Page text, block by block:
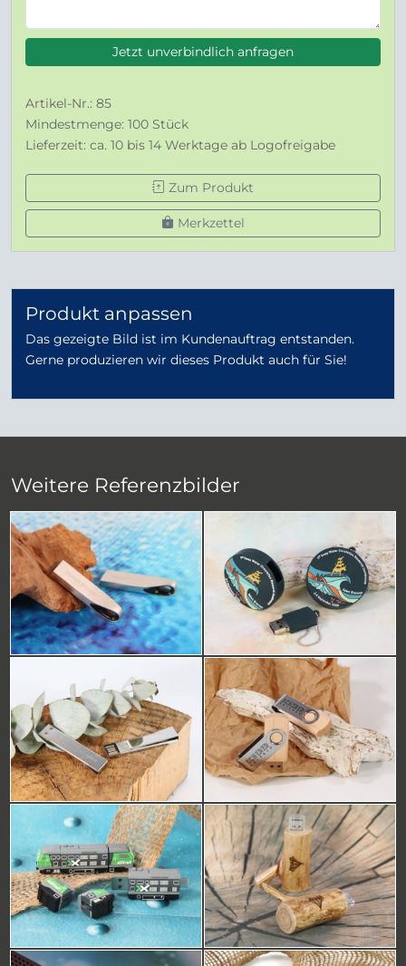
Jetzt unverbindlich anfragen
Artikel-Nr.: 85
Mindestmenge: 100 Stück
Lieferzeit: ca. 10 bis 14 Werktage ab Logofreigabe
Zum Produkt
Merkzettel
Produkt anpassen
Das gezeigte Bild ist im Kundenauftrag entstanden.
Gerne produzieren wir dieses Produkt auch für Sie!
Weitere Referenzbilder